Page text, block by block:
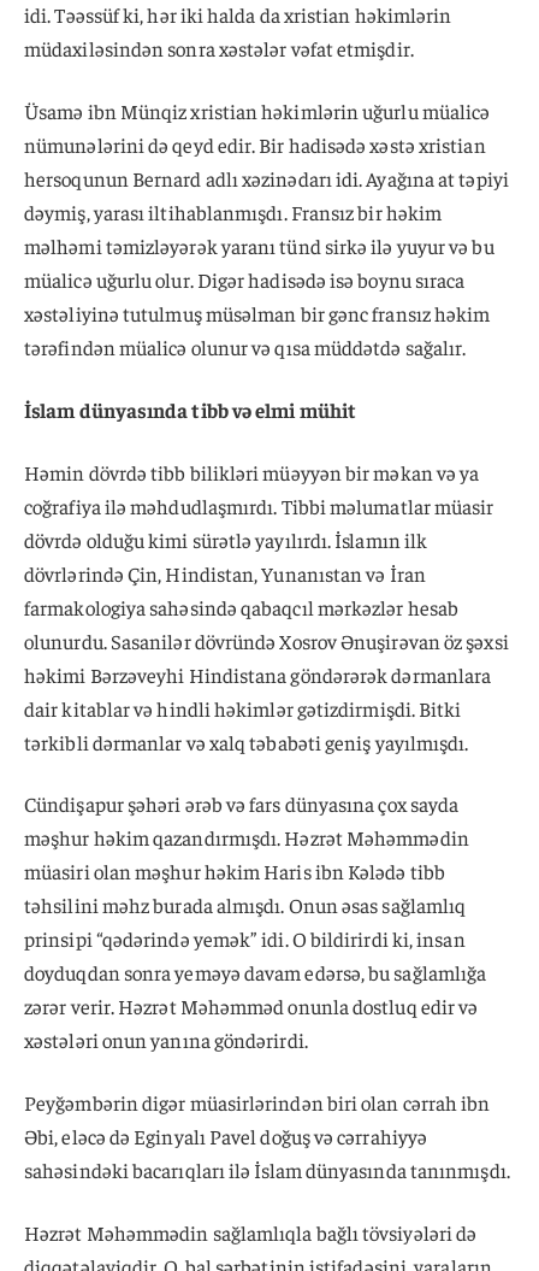
idi. Təəssüf ki, hər iki halda da xristian həkimlərin
müdaxiləsindən sonra xəstələr vəfat etmişdir.
Üsamə ibn Münqiz xristian həkimlərin uğurlu müalicə
nümunələrini də qeyd edir. Bir hadisədə xəstə xristian
hersoqunun Bernard adlı xəzinədarı idi. Ayağına at təpiyi
dəymiş, yarası iltihablanmışdı. Fransız bir həkim
məlhəmi təmizləyərək yaranı tünd sirkə ilə yuyur və bu
müalicə uğurlu olur. Digər hadisədə isə boynu sıraca
xəstəliyinə tutulmuş müsəlman bir gənc fransız həkim
tərəfindən müalicə olunur və qısa müddətdə sağalır.
İslam dünyasında tibb və elmi mühit
Həmin dövrdə tibb bilikləri müəyyən bir məkan və ya
coğrafiya ilə məhdudlaşmırdı. Tibbi məlumatlar müasir
dövrdə olduğu kimi sürətlə yayılırdı. İslamın ilk
dövrlərində Çin, Hindistan, Yunanıstan və İran
farmakologiya sahəsində qabaqcıl mərkəzlər hesab
olunurdu. Sasanilər dövründə Xosrov Ənuşirəvan öz şəxsi
həkimi Bərzəveyhi Hindistana göndərərək dərmanlara
dair kitablar və hindli həkimlər gətizdirmişdi. Bitki
tərkibli dərmanlar və xalq təbabəti geniş yayılmışdı.
Cündişapur şəhəri ərəb və fars dünyasına çox sayda
məşhur həkim qazandırmışdı. Həzrət Məhəmmədin
müasiri olan məşhur həkim Haris ibn Kələdə tibb
təhsilini məhz burada almışdı. Onun əsas sağlamlıq
prinsipi “qədərində yemək” idi. O bildirirdi ki, insan
doyduqdan sonra yeməyə davam edərsə, bu sağlamlığa
zərər verir. Həzrət Məhəmməd onunla dostluq edir və
xəstələri onun yanına göndərirdi.
Peyğəmbərin digər müasirlərindən biri olan cərrah ibn
Əbi, eləcə də Eginyalı Pavel doğuş və cərrahiyyə
sahəsindəki bacarıqları ilə İslam dünyasında tanınmışdı.
Həzrət Məhəmmədin sağlamlıqla bağlı tövsiyələri də